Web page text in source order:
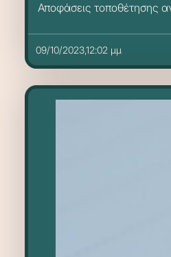
Αποφάσεις τοποθέτησης
09/10/2023,12:02 μμ